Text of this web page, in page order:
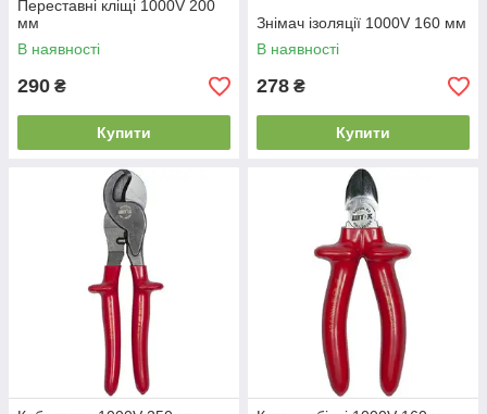
Переставні кліщі 1000V 200
мм
В наявності
290 ₴
Купити
Знімач ізоляції 1000V 160 мм
В наявності
278 ₴
Купити